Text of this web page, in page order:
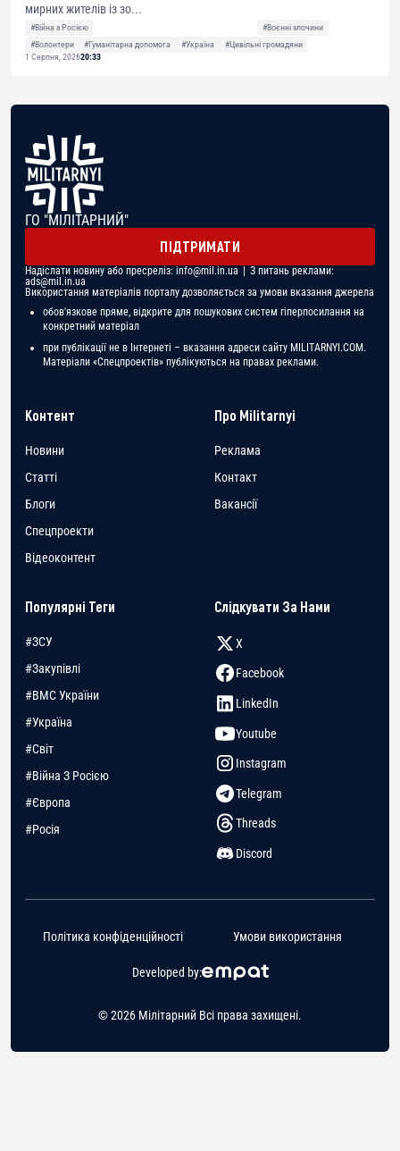
мирних жителів із зо...
#Війна з Росією
#Воєнні злочини
#Волонтери
#Гуманітарна допомога #Україна
#Цивільні громадяни
1 Серпня, 202620:33
ГО "МІЛІТАРНИЙ"
ПІДТРИМАТИ
Надіслати новину або пресреліз: info@mil.in.ua | З питань реклами:
ads@mil.in.ua
Використання матеріалів порталу дозволяється за умови вказання джерела
обов'язкове пряме, відкрите для пошукових систем гіперпосилання на
конкретний матеріал
при публікації не в Інтернеті – вказання адреси сайту MILITARNYI.COM.
Матеріали «Спецпроектів» публікуються на правах реклами.
Контент
Новини
Статті
Блоги
Спецпроекти
Відеоконтент
Про Militarnyi
Реклама
Контакт
Вакансії
Популярні Теги
#ЗСУ
#Закупівлі
#ВМС України
#Україна
#Світ
#Війна З Росією
#Європа
#Росія
Слідкувати За Нами
X
Facebook
LinkedIn
Youtube
Instagram
Telegram
Threads
Discord
© 2026 Мілітарний Всі права захищені.
Developed by:
Політика конфіденційності Умови використання